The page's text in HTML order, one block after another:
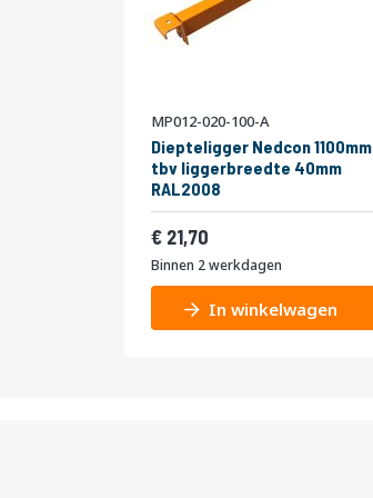
MP012-020-100-A
Diepteligger Nedcon 1100mm
tbv liggerbreedte 40mm
RAL2008
21,70
Binnen 2 werkdagen
In winkelwagen